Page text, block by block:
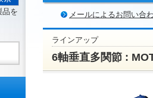
メールによるお問い合
ラインアップ
6軸垂直多関節 :
品を